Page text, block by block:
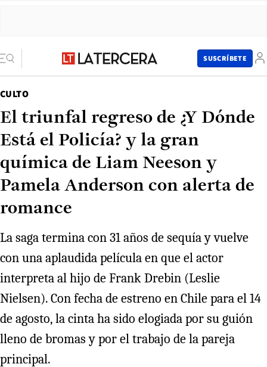
SUSCRÍBETE
CULTO
El triunfal regreso de ¿Y Dónde
Está el Policía? y la gran
química de Liam Neeson y
Pamela Anderson con alerta de
romance
La saga termina con 31 años de sequía y vuelve
con una aplaudida película en que el actor
interpreta al hijo de Frank Drebin (Leslie
Nielsen). Con fecha de estreno en Chile para el 14
de agosto, la cinta ha sido elogiada por su guión
lleno de bromas y por el trabajo de la pareja
principal.